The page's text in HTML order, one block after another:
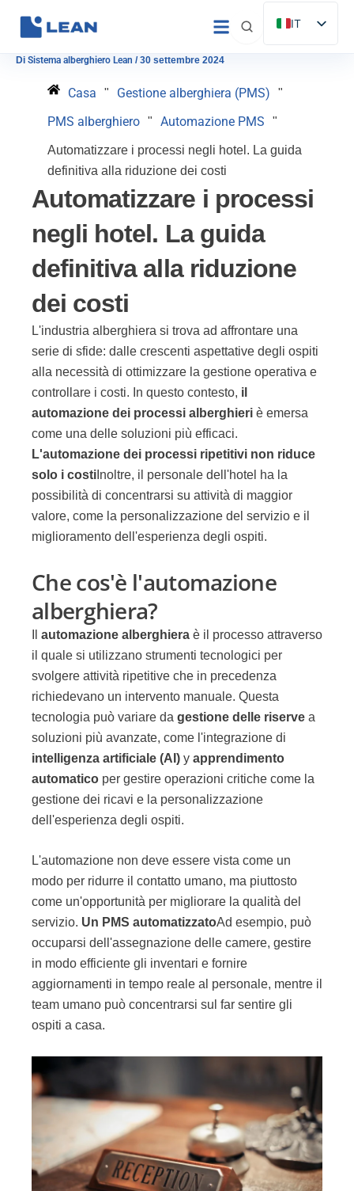
IT
ES
PT
Di Sistema alberghiero Lean /30 settembre 2024
Casa " Gestione alberghiera (PMS) "
PMS alberghiero " Automazione PMS "
Automatizzare i processi negli hotel. La guida
definitiva alla riduzione dei costi
Automatizzare i processi
negli hotel. La guida
definitiva alla riduzione
dei costi
L'industria alberghiera si trova ad affrontare una
serie di sfide: dalle crescenti aspettative degli ospiti
alla necessità di ottimizzare la gestione operativa e
controllare i costi. In questo contesto, il
automazione dei processi alberghieri è emersa
come una delle soluzioni più efficaci.
L'automazione dei processi ripetitivi non riduce
solo i costi Inoltre, il personale dell'hotel ha la
possibilità di concentrarsi su attività di maggior
valore, come la personalizzazione del servizio e il
miglioramento dell'esperienza degli ospiti.
Che cos'è l'automazione
alberghiera?
automazione alberghiera è il processo attraverso
il quale si utilizzano strumenti tecnologici per
svolgere attività ripetitive che in precedenza
richiedevano un intervento manuale. Questa
tecnologia può variare da gestione delle riserve a
soluzioni più avanzate, come l'integrazione di
intelligenza artificiale (AI) y apprendimento
automatico per gestire operazioni critiche come la
gestione dei ricavi e la personalizzazione
dell'esperienza degli ospiti.
L'automazione non deve essere vista come un
modo per ridurre il contatto umano, ma piuttosto
come un'opportunità per migliorare la qualità del
servizio. Un PMS automatizzatoAd esempio, può
occuparsi dell'assegnazione delle camere, gestire
in modo efficiente gli inventari e fornire
aggiornamenti in tempo reale al personale, mentre il
team umano può concentrarsi sul far sentire gli
ospiti a casa.